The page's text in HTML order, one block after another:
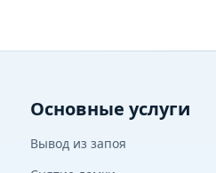
Основные услуги
Вывод из запоя